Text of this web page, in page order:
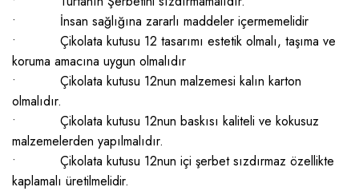
• İnsan sağlığına zararlı maddeler içermemelidir
• Çikolata kutusu 12 tasarımı estetik olmalı, taşıma ve
koruma amacına uygun olmalıdır
• Çikolata kutusu 12nun malzemesi kalın karton
olmalıdır.
• Çikolata kutusu 12nun baskısı kaliteli ve kokusuz
malzemelerden yapılmalıdır.
• Çikolata kutusu 12nun içi şerbet sızdırmaz özellikte
kaplamalı üretilmelidir.